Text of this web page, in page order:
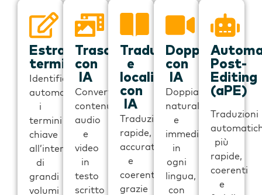
Estrazione
terminologica
Identifica
automaticamente
i
termini
chiave
all’interno
di
grandi
volumi
Trascrizione
con
IA
Converti
contenuti
audio
e
video
in
testo
scritto
Traduzione
e
localizzazione
con
IA
Traduzioni
rapide,
accurate
e
coerenti
grazie
Doppiaggio
con
IA
Doppiaggi
naturali
e
immediati
in
ogni
lingua,
con
Post-
Editing
(aPE)
Traduzioni
più
rapide,
coerenti
e